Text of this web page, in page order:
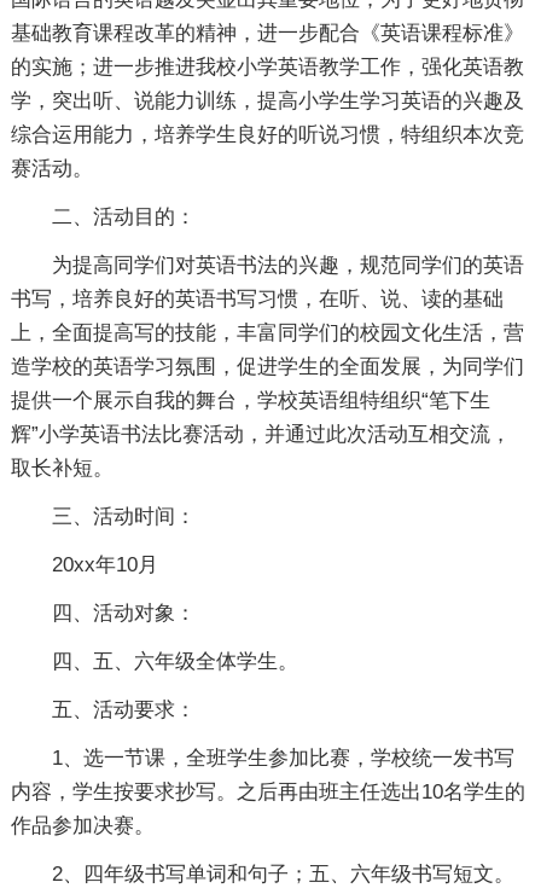
基础教育课程改革的精神，进一步配合《英语课程标准》
的实施；进一步推进我校小学英语教学工作，强化英语教
学，突出听、说能力训练，提高小学生学习英语的兴趣及
综合运用能力，培养学生良好的听说习惯，特组织本次竞
赛活动。
二、活动目的：
为提高同学们对英语书法的兴趣，规范同学们的英语
书写，培养良好的英语书写习惯，在听、说、读的基础
上，全面提高写的技能，丰富同学们的校园文化生活，营
造学校的英语学习氛围，促进学生的全面发展，为同学们
提供一个展示自我的舞台，学校英语组特组织“笔下生
辉”小学英语书法比赛活动，并通过此次活动互相交流，
取长补短。
三、活动时间：
20xx年10月
四、活动对象：
四、五、六年级全体学生。
五、活动要求：
1、选一节课，全班学生参加比赛，学校统一发书写
内容，学生按要求抄写。之后再由班主任选出10名学生的
作品参加决赛。
2、四年级书写单词和句子；五、六年级书写短文。